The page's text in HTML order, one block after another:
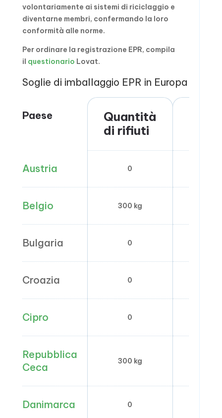
volontariamente ai sistemi di riciclaggio e
diventarne membri, confermando la loro
conformità alle norme.
Per ordinare la registrazione EPR, compila
il questionario Lovat.
Soglie di imballaggio EPR in Europa
Paese
Quantità
di rifiuti
Austria 0
Belgio 300 kg
Bulgaria 0
Croazia 0
Cipro 0
Repubblica
Ceca
300 kg
Danimarca 0